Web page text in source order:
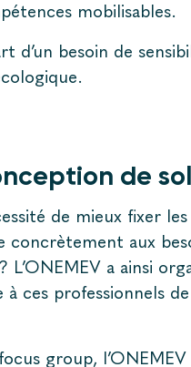
mobilisables.
d’un besoin de
de
de mieux fixer
aux
a ainsi
ces professionnels
group,